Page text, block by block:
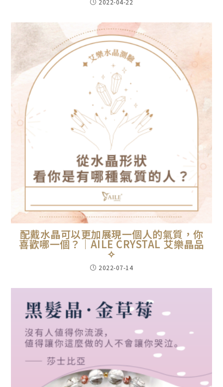
2022-04-22
配戴水晶可以更加展現一個人的氣質，你
喜歡哪一個？｜AILE CRYSTAL 艾樂晶品
✧
2022-07-14